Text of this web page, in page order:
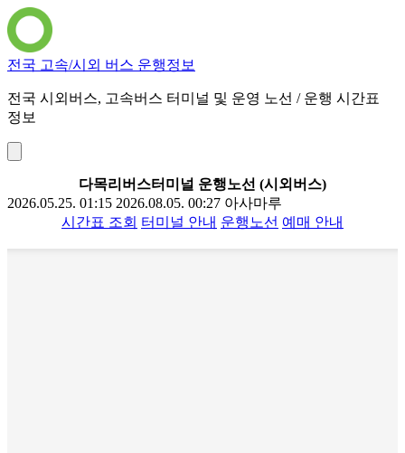
전국 고속/시외 버스 운행정보
전국 시외버스, 고속버스 터미널 및 운영 노선 / 운행 시간표
정보
다목리버스터미널 운행노선 (시외버스)
2026.05.25. 01:15 2026.08.05. 00:27 아사마루
시간표 조회 터미널 안내 운행노선 예매 안내